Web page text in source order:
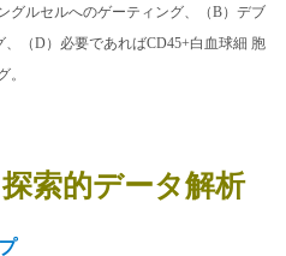
グルセルへのゲーティング、（B）デブ
（D）必要であればCD45+白血球細 胞
。
索的データ解析